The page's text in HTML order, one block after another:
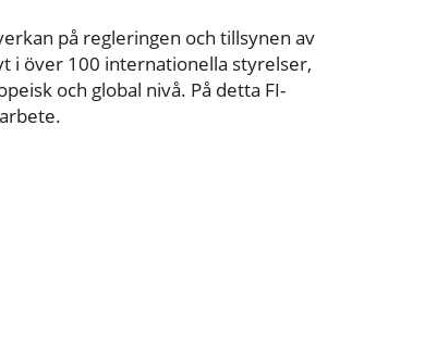
på regleringen och tillsynen av
i över 100 internationella styrelser,
och global nivå. På detta FI-